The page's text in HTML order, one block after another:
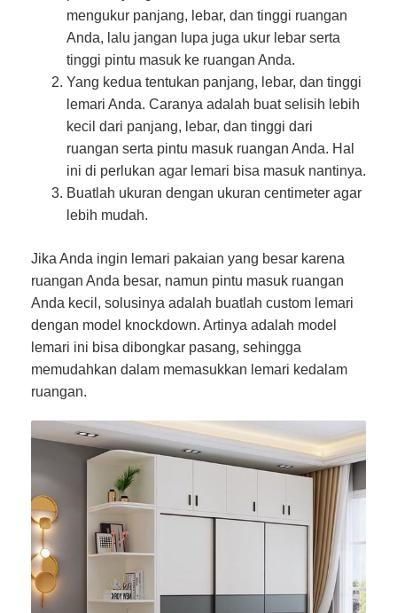
mengukur panjang, lebar, dan tinggi ruangan
Anda, lalu jangan lupa juga ukur lebar serta
tinggi pintu masuk ke ruangan Anda.
Yang kedua tentukan panjang, lebar, dan tinggi
lemari Anda. Caranya adalah buat selisih lebih
kecil dari panjang, lebar, dan tinggi dari
ruangan serta pintu masuk ruangan Anda. Hal
ini di perlukan agar lemari bisa masuk nantinya.
Buatlah ukuran dengan ukuran centimeter agar
lebih mudah.
Jika Anda ingin lemari pakaian yang besar karena
ruangan Anda besar, namun pintu masuk ruangan
Anda kecil, solusinya adalah buatlah custom lemari
dengan model knockdown. Artinya adalah model
lemari ini bisa dibongkar pasang, sehingga
memudahkan dalam memasukkan lemari kedalam
ruangan.